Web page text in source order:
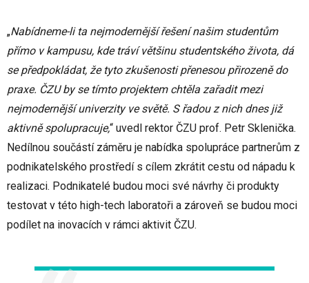
„Nabídneme-li ta nejmodernější řešení našim studentům
přímo v kampusu, kde tráví většinu studentského života, dá
se předpokládat, že tyto zkušenosti přenesou přirozeně do
praxe. ČZU by se tímto projektem chtěla zařadit mezi
nejmodernější univerzity ve světě. S řadou z nich dnes již
aktivně spolupracuje,“ uvedl rektor ČZU prof. Petr Sklenička.
Nedílnou součástí záměru je nabídka spolupráce partnerům z
podnikatelského prostředí s cílem zkrátit cestu od nápadu k
realizaci. Podnikatelé budou moci své návrhy či produkty
testovat v této high-tech laboratoři a zároveň se budou moci
podílet na inovacích v rámci aktivit ČZU.